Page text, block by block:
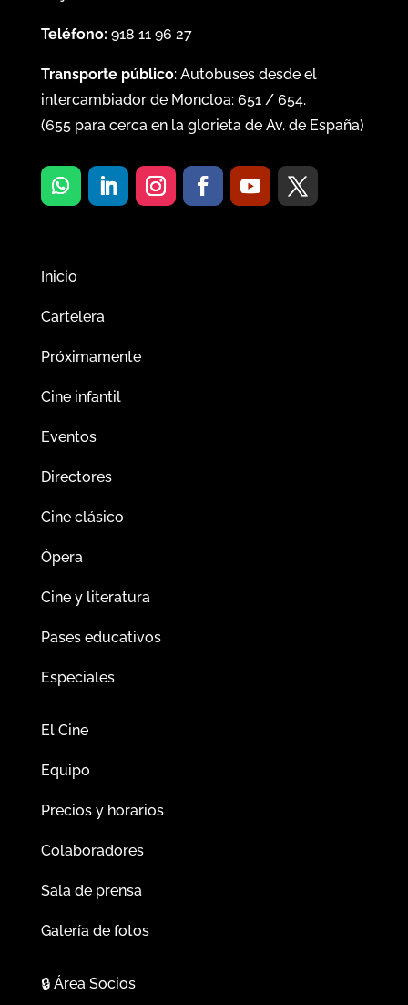
Teléfono: 918 11 96 27
Transporte público: Autobuses desde el
intercambiador de Moncloa: 651/ 654.
(655para cerca en la glorieta de Av. de España)
Inicio
Cartelera
Próximamente
Cine infantil
Eventos
Directores
Cine clásico
Ópera
Cine y literatura
Pases educativos
Especiales
El Cine
Equipo
Precios y horarios
Colaboradores
Sala de prensa
Galería de fotos
🔒Área Socios